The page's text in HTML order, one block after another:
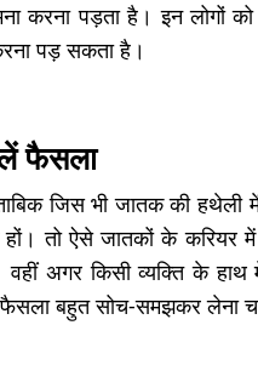
करना पड़ता है। इन लोगों
पड़ सकता है।
फैसला
जिस भी जातक की हथेली
तो ऐसे जातकों के करियर
वहीं अगर किसी व्यक्ति के
बहुत सोच-समझकर लेना